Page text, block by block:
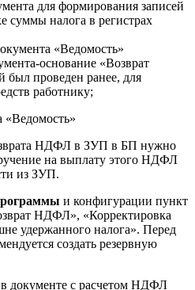
для формирования записей
суммы налога в регистрах
«Ведомость»
основание «Возврат
проведен ранее, для
работнику;
НДФЛ в ЗУП в БП нужно
на выплату этого НДФЛ
из ЗУП.
и конфигурации пункт
НДФЛ», «Корректировка
удержанного налога». Перед
создать резервную
в документе с расчетом НДФЛ